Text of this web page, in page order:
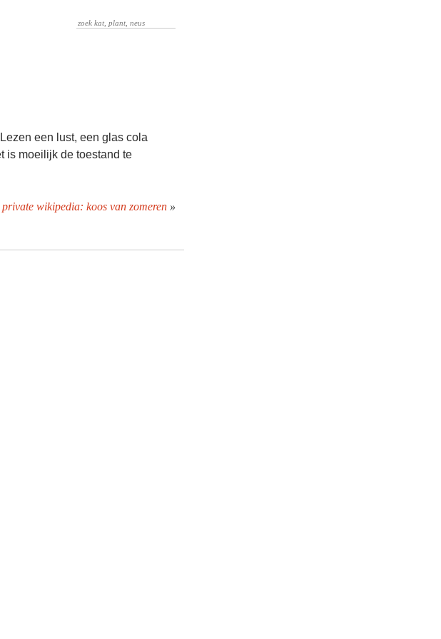
een lust, een glas cola
is moeilijk de toestand te
wikipedia: koos van zomeren»